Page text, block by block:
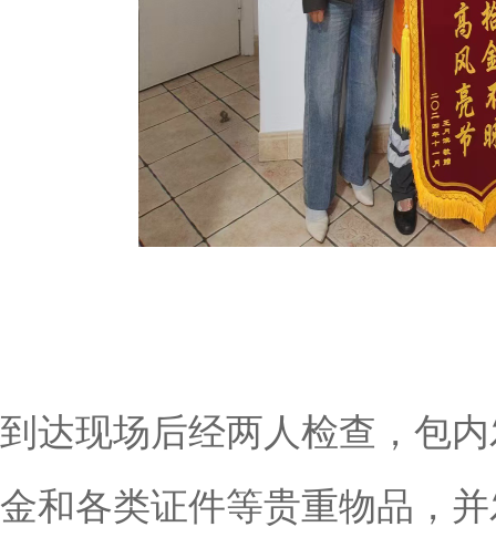
到达现场后经两人检查，包
金和各类证件等贵重物品，